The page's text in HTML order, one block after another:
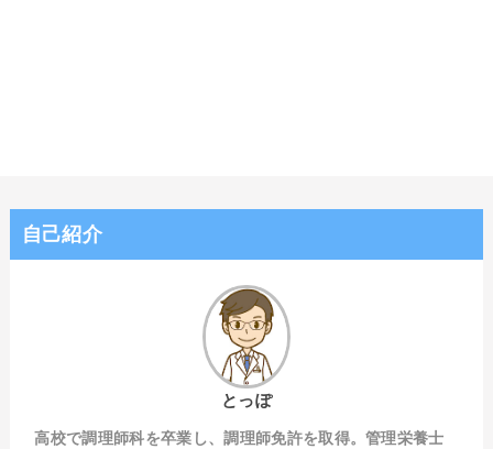
自己紹介
とっぽ
高校で調理師科を卒業し、調理師免許を取得。管理栄養士